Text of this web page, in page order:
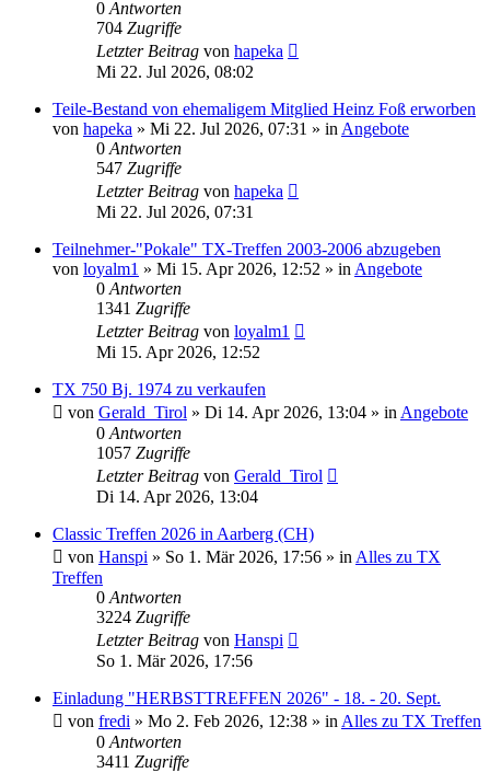
0 Antworten
704 Zugriffe
Letzter Beitrag von hapeka
Mi 22. Jul 2026, 08:02
Teile-Bestand von ehemaligem Mitglied Heinz Foß erworben
von hapeka » Mi 22. Jul 2026, 07:31 » in Angebote
0 Antworten
547 Zugriffe
Letzter Beitrag von hapeka
Mi 22. Jul 2026, 07:31
Teilnehmer-"Pokale" TX-Treffen 2003-2006 abzugeben
von loyalm1 » Mi 15. Apr 2026, 12:52 » in Angebote
0 Antworten
1341 Zugriffe
Letzter Beitrag von loyalm1
Mi 15. Apr 2026, 12:52
TX 750 Bj. 1974 zu verkaufen
von Gerald_Tirol » Di 14. Apr 2026, 13:04 » in Angebote
0 Antworten
1057 Zugriffe
Letzter Beitrag von Gerald_Tirol
Di 14. Apr 2026, 13:04
Classic Treffen 2026 in Aarberg (CH)
von Hanspi » So 1. Mär 2026, 17:56 » in Alles zu TX
Treffen
0 Antworten
3224 Zugriffe
Letzter Beitrag von Hanspi
So 1. Mär 2026, 17:56
Einladung "HERBSTTREFFEN 2026" - 18. - 20. Sept.
von fredi » Mo 2. Feb 2026, 12:38 » in Alles zu TX Treffen
0 Antworten
3411 Zugriffe